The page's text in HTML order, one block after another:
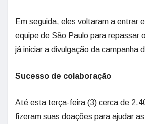
Em seguida, eles voltaram a entrar
equipe de São Paulo para repassar
já iniciar a divulgação da campanha
Sucesso de colaboração
Até esta terça-feira (3) cerca de
fizeram suas doações para ajudar